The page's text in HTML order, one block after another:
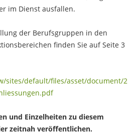
im Dienst ausfallen.
der Berufsgruppen in den
finden Sie auf Seite 3
sites/default/files/asset/document/2
und Einzelheiten zu diesem
zeitnah veröffentlichen.